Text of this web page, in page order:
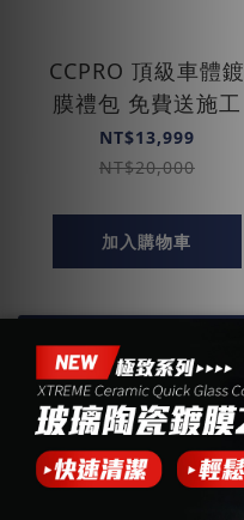
CCPRO 頂級車體鍍
膜禮包 免費送施工
NT$13,999
NT$20,000
加入購物車